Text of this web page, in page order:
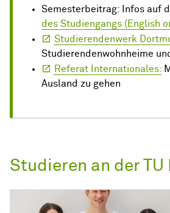
Semesterbeitrag: Infos auf
des Studiengangs (English
Studierendenwerk
Studierendenwohnheime
Referat Internationales:
Ausland zu gehen
Studieren an der TU